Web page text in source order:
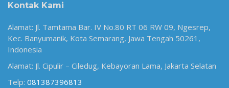
Kontak Kami
Alamat: Jl. Tamtama Bar. IV No.80 RT 06 RW 09, Ngesrep,
Kec. Banyumanik, Kota Semarang, Jawa Tengah 50261,
Indonesia
Alamat: Jl. Cipulir – Ciledug, Kebayoran Lama, Jakarta Selatan
Telp: 081387396813